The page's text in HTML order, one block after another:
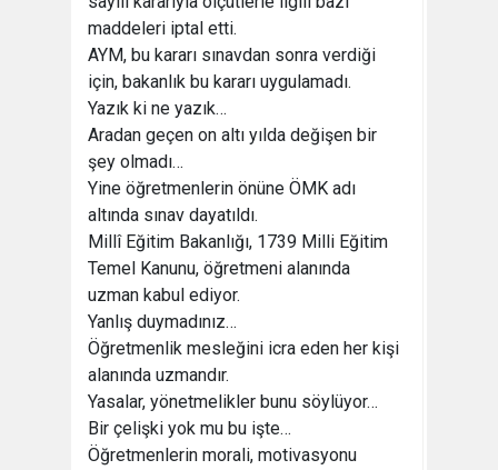
maddeleri iptal etti.
AYM, bu kararı sınavdan sonra verdiği
için, bakanlık bu kararı uygulamadı.
Yazık ki ne yazık…
Aradan geçen on altı yılda değişen bir
şey olmadı…
Yine öğretmenlerin önüne ÖMK adı
altında sınav dayatıldı.
Millî Eğitim Bakanlığı, 1739 Milli Eğitim
Temel Kanunu, öğretmeni alanında
uzman kabul ediyor.
Yanlış duymadınız…
Öğretmenlik mesleğini icra eden her kişi
alanında uzmandır.
Yasalar, yönetmelikler bunu söylüyor…
Bir çelişki yok mu bu işte…
Öğretmenlerin morali, motivasyonu